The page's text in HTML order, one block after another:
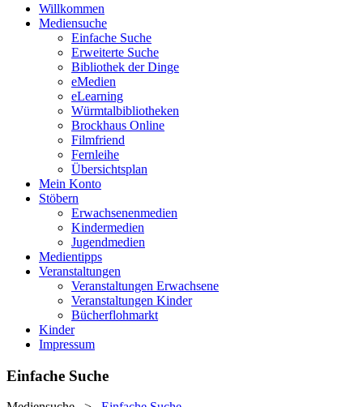
Willkommen
Mediensuche
Einfache Suche
Erweiterte Suche
Bibliothek der Dinge
eMedien
eLearning
Würmtalbibliotheken
Brockhaus Online
Filmfriend
Fernleihe
Übersichtsplan
Mein Konto
Stöbern
Erwachsenenmedien
Kindermedien
Jugendmedien
Medientipps
Veranstaltungen
Veranstaltungen Erwachsene
Veranstaltungen Kinder
Bücherflohmarkt
Kinder
Impressum
Einfache Suche